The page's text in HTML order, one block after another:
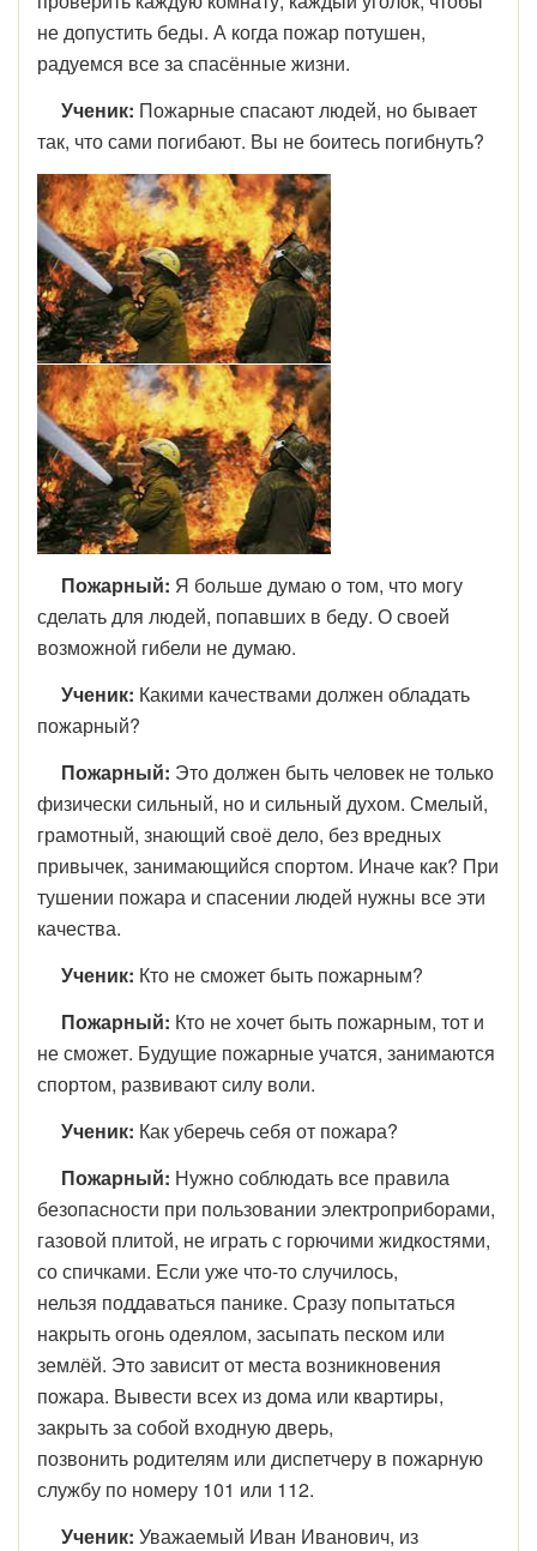
не допустить беды. А когда пожар потушен,
радуемся все за спасённые жизни.
Ученик: Пожарные спасают людей, но бывает
так, что сами погибают. Вы не боитесь погибнуть?
Пожарный: Я больше думаю о том, что могу
сделать для людей, попавших в беду. О своей
возможной гибели не думаю.
Ученик: Какими качествами должен обладать
пожарный?
Пожарный: Это должен быть человек не только
физически сильный, но и сильный духом. Смелый,
грамотный, знающий своё дело, без вредных
привычек, занимающийся спортом. Иначе как? При
тушении пожара и спасении людей нужны все эти
качества.
Ученик: Кто не сможет быть пожарным?
Пожарный: Кто не хочет быть пожарным, тот и
не сможет. Будущие пожарные учатся, занимаются
спортом, развивают силу воли.
Ученик: Как уберечь себя от пожара?
Пожарный: Нужно соблюдать все правила
безопасности при пользовании электроприборами,
газовой плитой, не играть с горючими жидкостями,
со спичками. Если уже что-то случилось,
нельзя поддаваться панике. Сразу попытаться
накрыть огонь одеялом, засыпать песком или
землёй. Это зависит от места возникновения
пожара. Вывести всех из дома или квартиры,
закрыть за собой входную дверь,
позвонить родителям или диспетчеру в пожарную
службу по номеру 101 или 112.
Ученик: Уважаемый Иван Иванович, из